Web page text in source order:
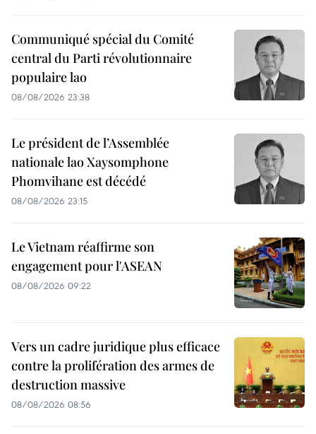
Communiqué spécial du Comité
central du Parti révolutionnaire
populaire lao
08/08/2026 23:38
Le président de l’Assemblée
nationale lao Xaysomphone
Phomvihane est décédé
08/08/2026 23:15
Le Vietnam réaffirme son
engagement pour l'ASEAN
08/08/2026 09:22
Vers un cadre juridique plus efficace
contre la prolifération des armes de
destruction massive
08/08/2026 08:56